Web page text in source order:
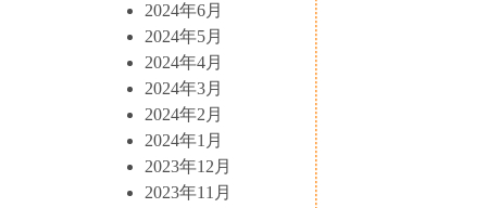
2024年6月
2024年5月
2024年4月
2024年3月
2024年2月
2024年1月
2023年12月
2023年11月